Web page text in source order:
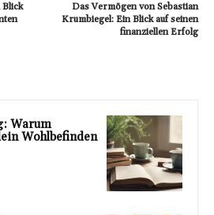
Blick
Das Vermögen von Sebastian
Krumbiegel: Ein Blick auf seinen
finanziellen Erfolg
Warum
Wohlbefinden